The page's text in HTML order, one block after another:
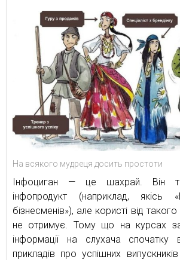
На всякого мудреця досить простоти
Інфоциган — це шахрай. Він
інфопродукт (наприклад, якісь
бізнесменів»), але користі від
не отримує. Тому що на курсах
інформації на слухача спочатку
прикладів про успішних